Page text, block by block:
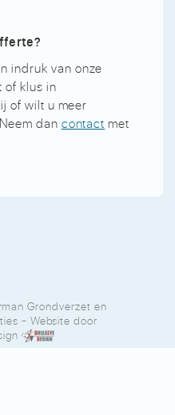
indruk van onze
of klus in
of wilt u meer
dan contact met
Grondverzet en
- Website door